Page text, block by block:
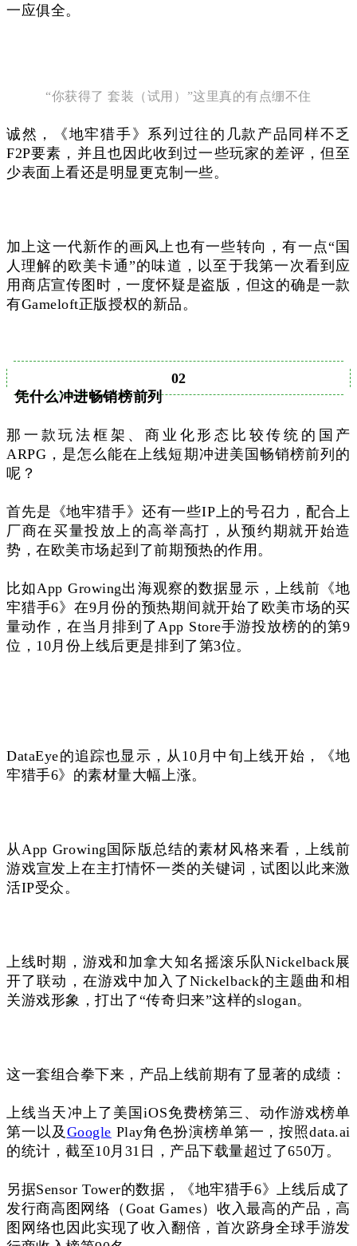
一应俱全。
“你获得了 套装（试用） ”这里真的有点绷不住
诚然，《地牢猎手》系列过往的几款产品同样不乏
F2P要素，并且也因此收到过一些玩家的差评，但至
少表面上看还是明显更克制一些。
加上这一代新作的画风上也有一些转向，有一点“国
人理解的欧美卡通”的味道，以至于我第一次看到应
用商店宣传图时，一度怀疑是盗版，但这的确是一款
有Gameloft正版授权的新品。
02
凭什么冲进畅销榜前列
那一款玩法框架、商业化形态比较传统的国产
ARPG，是怎么能在上线短期冲进美国畅销榜前列的
呢？
首先是《地牢猎手》还有一些IP上的号召力，配合上
厂商在买量投放上的高举高打，从预约期就开始造
势，在欧美市场起到了前期预热的作用。
比如App Growing出海观察的数据显示，上线前《地
牢猎手6》在9月份的预热期间就开始了欧美市场的买
量动作，在当月排到了App Store手游投放榜的的第9
位，10月份上线后更是排到了第3位。
DataEye的追踪也显示，从10月中旬上线开始，《地
牢猎手6》的素材量大幅上涨。
从App Growing国际版总结的素材风格来看，上线前
游戏宣发上在主打情怀一类的关键词，试图以此来激
活IP受众。
上线时期，游戏和加拿大知名摇滚乐队Nickelback展
开了联动，在游戏中加入了Nickelback的主题曲和相
关游戏形象，打出了“传奇归来”这样的slogan。
这一套组合拳下来，产品上线前期有了显著的成绩：
上线当天冲上了美国iOS免费榜第三、动作游戏榜单
第一以及 Google Play角色扮演榜单第一，按照data.ai
的统计，截至10月31日，产品下载量超过了650万。
另据Sensor Tower的数据，《地牢猎手6》上线后成了
发行商高图网络 （Goat Games） 收入最高的产品，高
图网络也因此实现了收入翻倍，首次跻身全球手游发